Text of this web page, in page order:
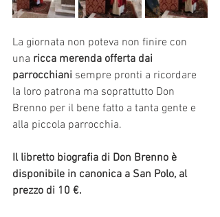
La giornata non poteva non finire con
una ricca merenda offerta dai
parrocchiani sempre pronti a ricordare
la loro patrona ma soprattutto Don
Brenno per il bene fatto a tanta gente e
alla piccola parrocchia.
Il libretto biografia di Don Brenno è
disponibile in canonica a San Polo, al
prezzo di 10 €.